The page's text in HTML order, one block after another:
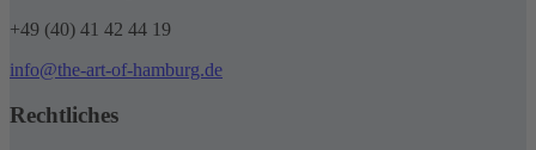
+49 (40) 41 42 44 19
info@the-art-of-hamburg.de
Rechtliches